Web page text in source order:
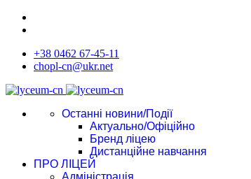
+38 0462 67-45-11
chopl-cn@ukr.net
Останні новини/Події
Актуально/Офіційно
Бренд ліцею
Дистанційне навчання
ПРО ЛІЦЕЙ
Адміністрація